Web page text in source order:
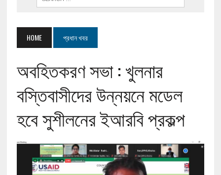
HOME প্রধান খবর
অবহিতকরণ সভা : খুলনার
বস্তিবাসীদের উন্নয়নে মডেল
হবে সুশীলনের ইআরবি প্রকল্প